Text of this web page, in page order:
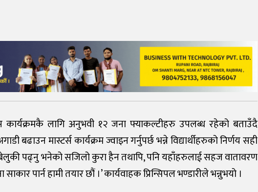
कार्यक्रमकै लागि अनुभवी १२ जना फ्याकल्टीहरु उपलब्ध रहेको बताउँदै
बढाउन मास्टर्स कार्यक्रम ज्वाइन गर्नुपर्छ भन्ने विद्यार्थीहरुको निर्णय सही
पढ्नु भनेको सजिलो कुरा हैन तथापि, पनि यहाँहरुलाई सहज वातावरण
पार्न हामी तयार छौं ।’ कार्यवाहक प्रिन्सिपल भण्डारीले भन्नुभयो ।